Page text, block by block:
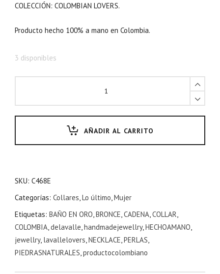
COLECCIÓN: COLOMBIAN LOVERS.
Producto hecho 100% a mano en Colombia.
3 disponibles
AÑADIR AL CARRITO
SKU: C468E
Categorías: Collares,Lo último,Mujer
Etiquetas: BAÑO EN ORO,BRONCE,CADENA,COLLAR,
COLOMBIA,delavalle,handmadejewellry,HECHOAMANO,
jewellry, lavallelovers,NECKLACE,PERLAS,
PIEDRASNATURALES,productocolombiano